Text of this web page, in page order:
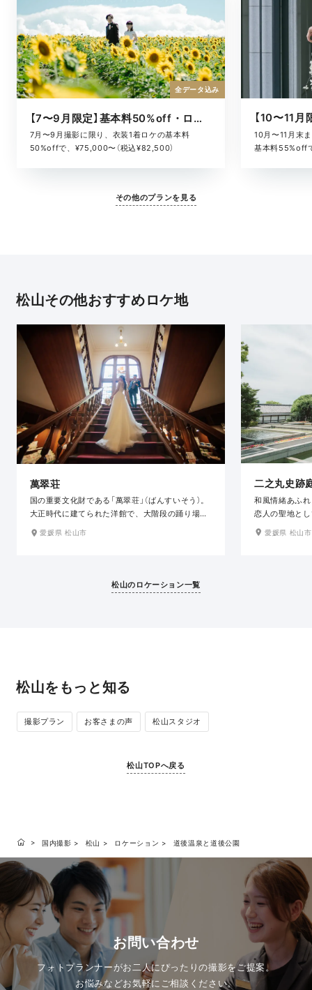
【7〜9月限定】基本料50%off・ロケキャンペーン
7月〜9月撮影に限り、衣装1着ロケの基本料
50%offで、¥75,000〜（税込¥82,500）
全データ込み
10月〜11月末
基本料55%off
その他のプランを見る
松山その他おすすめロケ地
萬翠荘
国の重要文化財である「萬翠荘」（ばんすいそう）。
大正時代に建てられた洋館で、大階段の踊り場や
壁面に大きなステンドグラス、 家具や照明等にア
愛媛県 松山市
二之丸史跡
和風情緒あふ
恋人の聖地と
美しい情緒あ
の人気スポッ
愛媛県 松山市
松山のロケーション一覧
松山をもっと知る
撮影プラン お客さまの声 松山スタジオ
松山TOPへ戻る
国内撮影 松山 ロケーション 道後温泉と道後公園
お問い合わせ
フォトプランナーがお二人にぴったりの撮影をご提案。
お悩みなどお気軽にご相談ください。